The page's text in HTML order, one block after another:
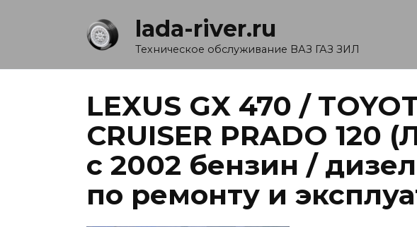
lada-river.ru
Техническое обслуживание ВАЗ ГАЗ ЗИЛ
LEXUS GX 470 /
CRUISER PRADO 120
с 2002 бензин /
по ремонту и